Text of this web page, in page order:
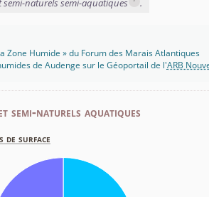
semi-naturels semi-aquatiques .
Zone Humide » du Forum des Marais Atlantiques
de Audenge sur le Géoportail de l'ARB
semi-naturels aquatiques
de surface